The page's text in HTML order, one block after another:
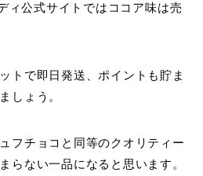
ィ公式サイトではココア味は売
トで即日発送、ポイントも貯ま
しょう。
フチョコと同等のクオリティー
らない一品になると思います。